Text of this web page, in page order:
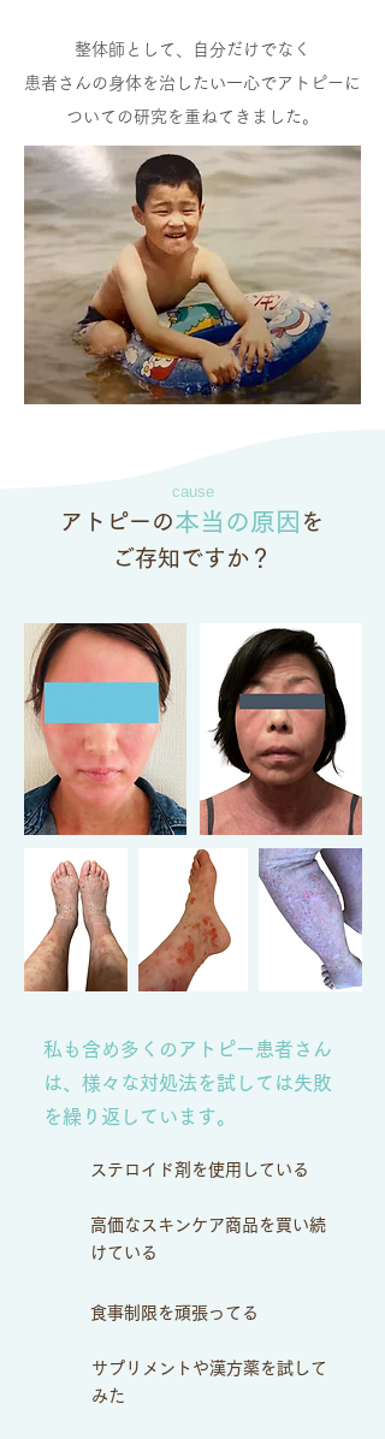
整体師として、自分だけでなく
患者さんの身体を治したい一心で​アトピーに
ついての研究を重ねてきました。
cause
アトピーの本当の原因 を
ご存知ですか？
私も含め多くのアトピー患者さん
は、様々な対処法を試しては失敗
を繰り返しています。
ステロイド剤を使用している
高価なスキンケア商品を買い続
けている
食事制限を頑張ってる
サプリメントや漢方薬を試して
みた